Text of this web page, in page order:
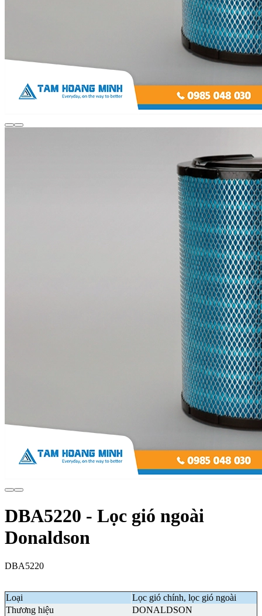
DBA5220 - Lọc gió ngoài
Donaldson
DBA5220
Loại
Lọc gió chính, lọc gió ngoài
Thương hiệu
DONALDSON